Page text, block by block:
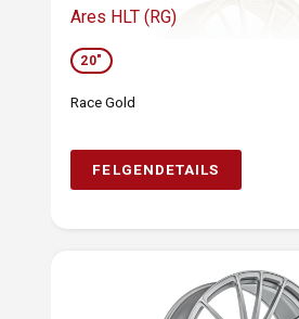
Ares HLT (RG)
20"
Race Gold
FELGENDETAILS